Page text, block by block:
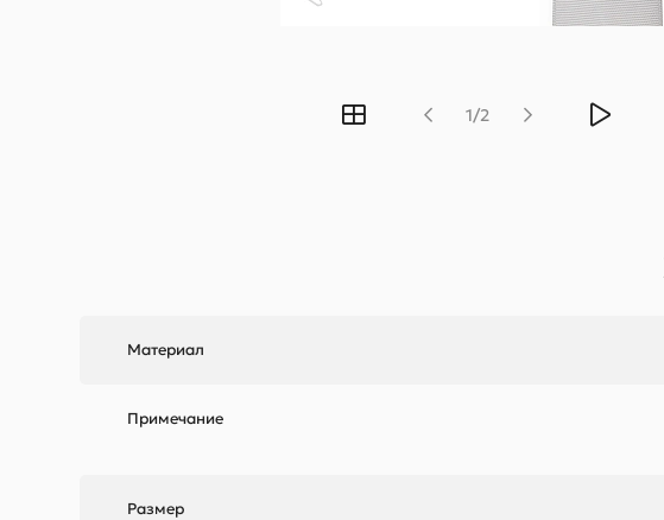
1/2
Материал
Примечание
Размер